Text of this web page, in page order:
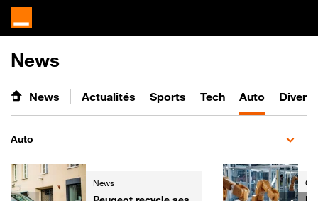
News
News Actualités Sports Tech Auto
Auto
News